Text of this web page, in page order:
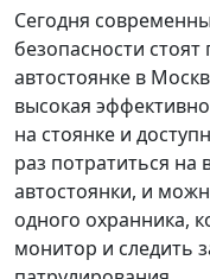
Сегодня
безопасности
автостоянке в
высокая
на стоянке и
раз потратиться
автостоянки, и
одного охранника,
монитор и следить